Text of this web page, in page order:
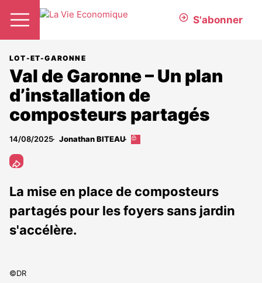
S'abonner
LOT-ET-GARONNE
Val de Garonne – Un plan
d’installation de
composteurs partagés
14/08/2025 Jonathan BITEAU
Cet
abonnés
La mise en place de composteurs
partagés pour les foyers sans jardin
s'accélère.
©DR